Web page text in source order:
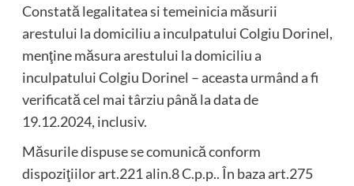
Constată legalitatea si temeinicia măsurii
arestului la domiciliu a inculpatului Colgiu Dorinel,
menţine măsura arestului la domiciliu a
inculpatului Colgiu Dorinel – aceasta urmând a fi
verificată cel mai târziu până la data de
19.12.2024, inclusiv.
Măsurile dispuse se comunică conform
dispoziţiilor art.221 alin.8 C.p.p.. În baza art.275